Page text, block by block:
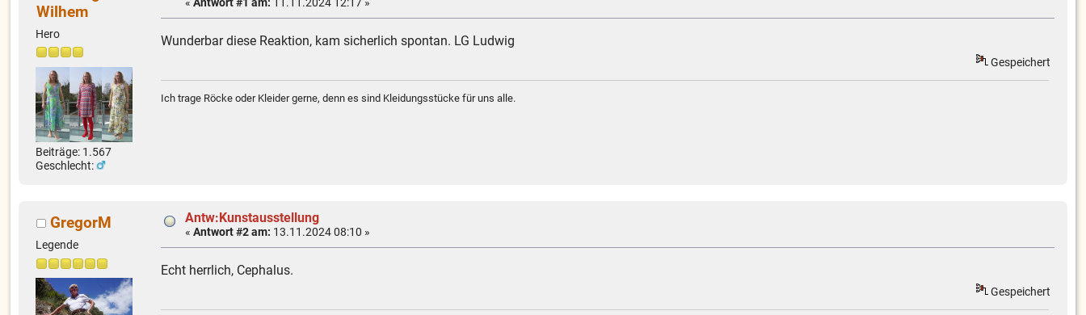
Wilhem
Hero
Beiträge: 1.567
Geschlecht:
Wunderbar diese Reaktion, kam sicherlich spontan. LG Ludwig
Gespeichert
Ich trage Röcke oder Kleider gerne, denn es sind Kleidungsstücke für uns alle.
GregorM
Legende
Antw:Kunstausstellung
«Antwort #2 am: 13.11.2024 08:10 »
Echt herrlich, Cephalus.
Gespeichert